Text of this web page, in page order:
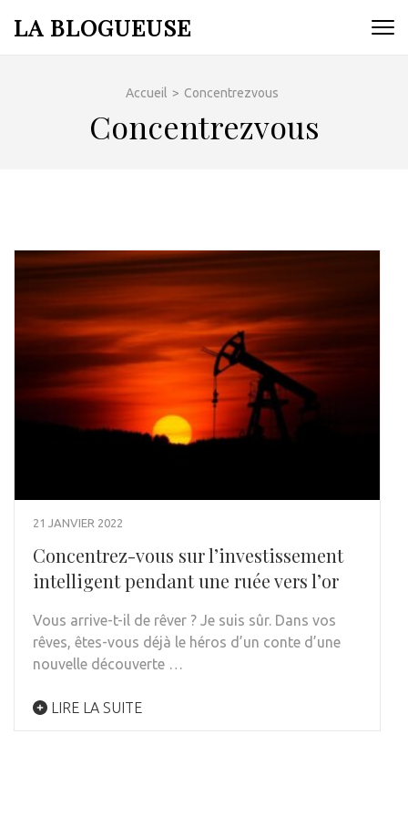
auLA BLOGUEUSE
Accueil > Concentrezvous
Concentrezvous
21 JANVIER 2022
Concentrez-vous sur l’investissement
intelligent pendant une ruée vers l’or
Vous arrive-t-il de rêver ? Je suis sûr. Dans vos
rêves, êtes-vous déjà le héros d’un conte d’une
nouvelle découverte …
LIRE LA SUITE